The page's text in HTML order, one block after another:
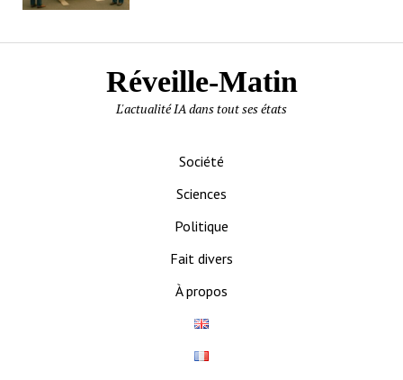
Réveille-Matin
L'actualité IA dans tout ses états
Société
Sciences
Politique
Fait divers
À propos